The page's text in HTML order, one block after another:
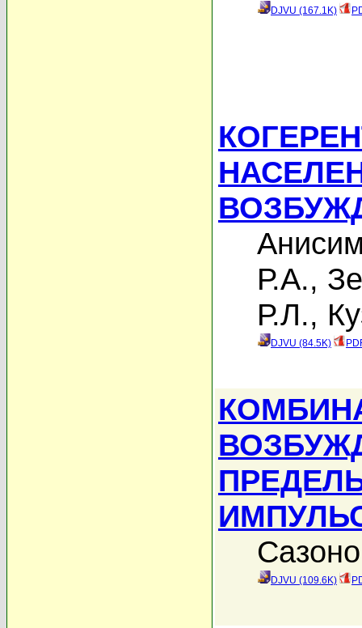
DJVU (167.1K)
Р.А.,
Р.Л.,
DJVU (84.5K)
DJVU (109.6K)